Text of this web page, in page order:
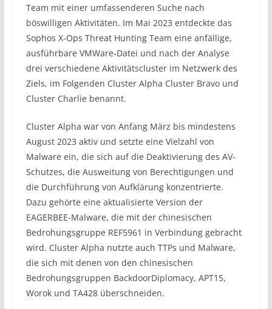
Team mit einer umfassenderen Suche nach
böswilligen Aktivitäten. Im Mai 2023 entdeckte das
Sophos X-Ops Threat Hunting Team eine anfällige,
ausführbare VMWare-Datei und nach der Analyse
drei verschiedene Aktivitätscluster im Netzwerk des
Ziels, im Folgenden Cluster Alpha Cluster Bravo und
Cluster Charlie benannt.
Cluster Alpha war von Anfang März bis mindestens
August 2023 aktiv und setzte eine Vielzahl von
Malware ein, die sich auf die Deaktivierung des AV-
Schutzes, die Ausweitung von Berechtigungen und
die Durchführung von Aufklärung konzentrierte.
Dazu gehörte eine aktualisierte Version der
EAGERBEE-Malware, die mit der chinesischen
Bedrohungsgruppe REF5961 in Verbindung gebracht
wird. Cluster Alpha nutzte auch TTPs und Malware,
die sich mit denen von den chinesischen
Bedrohungsgruppen BackdoorDiplomacy, APT15,
Worok und TA428 überschneiden.